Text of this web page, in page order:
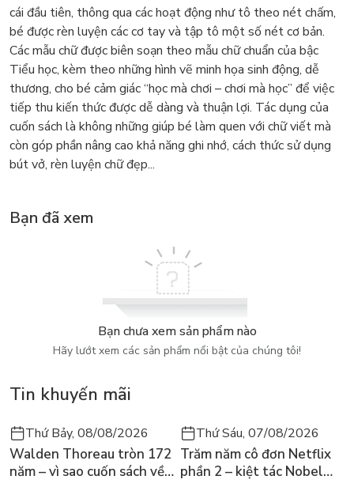
cái đầu tiên, thông qua các hoạt động như tô theo nét chấm,
bé được rèn luyện các cơ tay và tập tô một số nét cơ bản.
Các mẫu chữ được biên soạn theo mẫu chữ chuẩn của bậc
Tiểu học, kèm theo những hình vẽ minh họa sinh động, dễ
thương, cho bé cảm giác “học mà chơi – chơi mà học” để việc
tiếp thu kiến thức được dễ dàng và thuận lợi. Tác dụng của
cuốn sách là không những giúp bé làm quen với chữ viết mà
còn góp phần nâng cao khả năng ghi nhớ, cách thức sử dụng
bút vở, rèn luyện chữ đẹp...
Bạn đã xem
Bạn chưa xem sản phẩm nào
Hãy lướt xem các sản phẩm nổi bật của chúng tôi!
Tin khuyến mãi
Thứ Bảy, 08/08/2026
Walden Thoreau tròn 172
năm – vì sao cuốn sách về
Thứ Sáu, 07/08/2026
Trăm năm cô đơn Netflix
phần 2 – kiệt tác Nobel